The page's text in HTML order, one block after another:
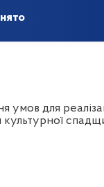
для
культурної